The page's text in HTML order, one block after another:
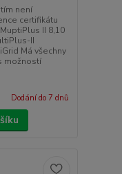
není
certifikátu
II 8,10
II
Má všechny
možností
Dodání do 7 dnů